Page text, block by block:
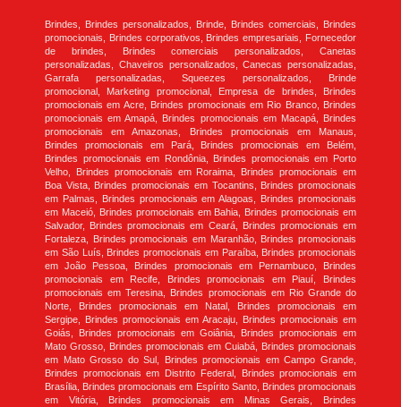
Brindes, Brindes personalizados, Brinde, Brindes comerciais, Brindes
promocionais, Brindes corporativos, Brindes empresariais, Fornecedor
de brindes, Brindes comerciais personalizados, Canetas
personalizadas, Chaveiros personalizados, Canecas personalizadas,
Garrafa personalizadas, Squeezes personalizados, Brinde
promocional, Marketing promocional, Empresa de brindes, Brindes
promocionais em Acre, Brindes promocionais em Rio Branco, Brindes
promocionais em Amapá, Brindes promocionais em Macapá, Brindes
promocionais em Amazonas, Brindes promocionais em Manaus,
Brindes promocionais em Pará, Brindes promocionais em Belém,
Brindes promocionais em Rondônia, Brindes promocionais em Porto
Velho, Brindes promocionais em Roraima, Brindes promocionais em
Boa Vista, Brindes promocionais em Tocantins, Brindes promocionais
em Palmas, Brindes promocionais em Alagoas, Brindes promocionais
em Maceió, Brindes promocionais em Bahia, Brindes promocionais em
Salvador, Brindes promocionais em Ceará, Brindes promocionais em
Fortaleza, Brindes promocionais em Maranhão, Brindes promocionais
em São Luís, Brindes promocionais em Paraíba, Brindes promocionais
em João Pessoa, Brindes promocionais em Pernambuco, Brindes
promocionais em Recife, Brindes promocionais em Piauí, Brindes
promocionais em Teresina, Brindes promocionais em Rio Grande do
Norte, Brindes promocionais em Natal, Brindes promocionais em
Sergipe, Brindes promocionais em Aracaju, Brindes promocionais em
Goiás, Brindes promocionais em Goiânia, Brindes promocionais em
Mato Grosso, Brindes promocionais em Cuiabá, Brindes promocionais
em Mato Grosso do Sul, Brindes promocionais em Campo Grande,
Brindes promocionais em Distrito Federal, Brindes promocionais em
Brasília, Brindes promocionais em Espírito Santo, Brindes promocionais
em Vitória, Brindes promocionais em Minas Gerais, Brindes